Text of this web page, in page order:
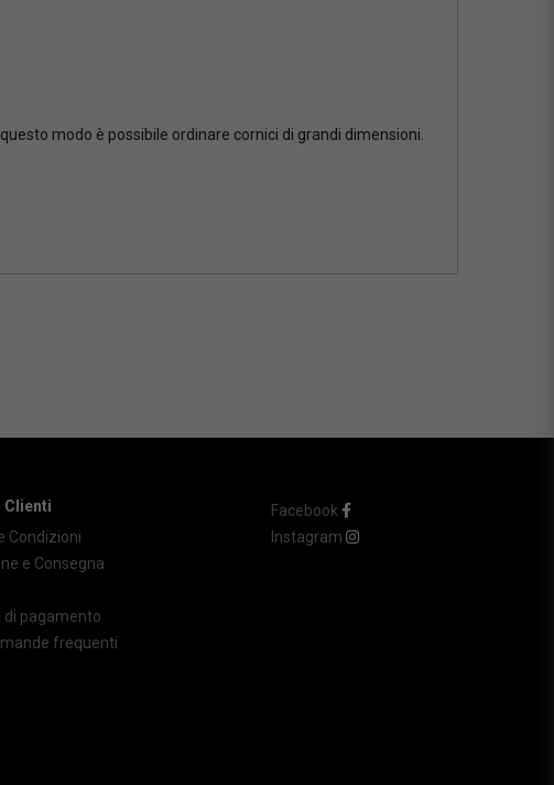
modo è possibile ordinare cornici di grandi dimensioni.
Clienti
Condizioni
e Consegna
di pagamento
frequenti
Facebook
Instagram